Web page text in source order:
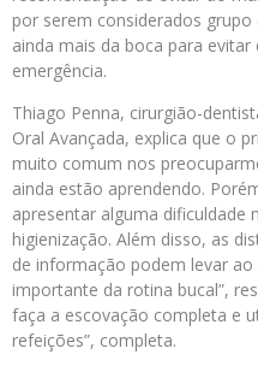
por serem considerados
ainda mais da boca para
emergência.
Thiago Penna, cirurgião-
Oral Avançada, explica que o
muito comum nos
ainda estão aprendendo.
apresentar alguma dificuldade
higienização. Além disso, as
de informação podem levar
importante da rotina bucal”,
faça a escovação completa e
refeições”, completa.